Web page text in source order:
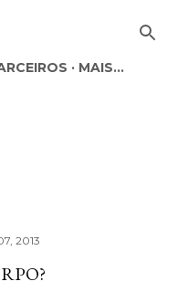
MAIS…
2013